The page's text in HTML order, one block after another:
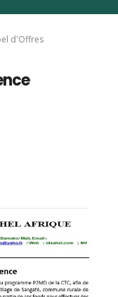
d'Offres